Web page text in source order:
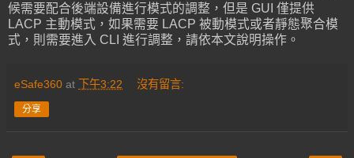
候需要配合後端設備進行模式的調整，但是 GUI 僅提供
LACP 主動模式，如果需要 LACP 被動模式或者靜態聚合模
式，則需要進入 CLI 進行調整，請依本文說明操作。
eSafe360 at 下午3:22 沒有留言:
分享